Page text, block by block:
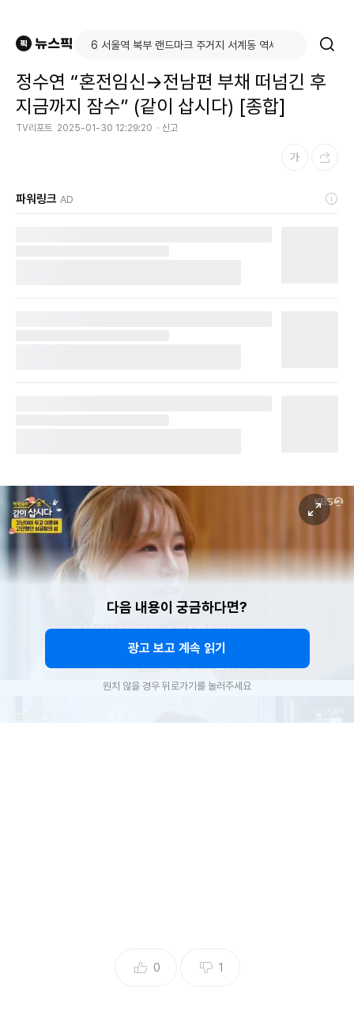
정수연 “혼전임신→전남편 부채 떠넘긴 후
지금까지 잠수” (같이 삽시다) [종합]
TV리포트 2025-01-30 12:29:20 신고
파워링크 AD
다음 내용이 궁금하다면?
광고 보고 계속 읽기
원치 않을 경우 뒤로가기를 눌러주세요
0 1